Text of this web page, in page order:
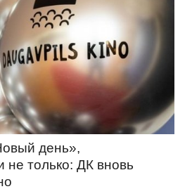
день»,
только: ДК вновь